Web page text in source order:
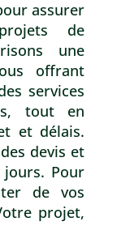
assurer
de
une
offrant
services
tout en
et délais.
devis et
jours. Pour
de vos
projet,